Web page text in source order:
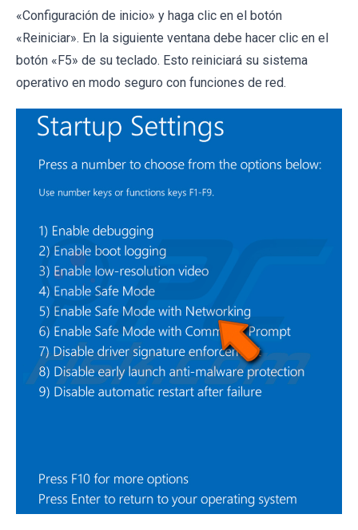
«Configuración de inicio» y haga clic en el botón
«Reiniciar». En la siguiente ventana debe hacer clic en el
botón «F5» de su teclado. Esto reiniciará su sistema
operativo en modo seguro con funciones de red.